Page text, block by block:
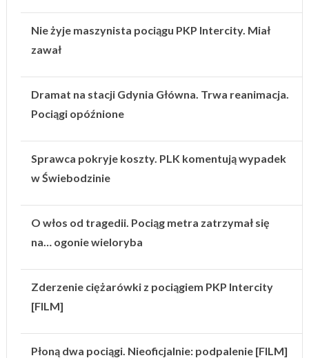
Nie żyje maszynista pociągu PKP Intercity. Miał
zawał
Dramat na stacji Gdynia Główna. Trwa reanimacja.
Pociągi opóźnione
Sprawca pokryje koszty. PLK komentują wypadek
w Świebodzinie
O włos od tragedii. Pociąg metra zatrzymał się
na… ogonie wieloryba
Zderzenie ciężarówki z pociągiem PKP Intercity
[FILM]
Płoną dwa pociągi. Nieoficjalnie: podpalenie [FILM]